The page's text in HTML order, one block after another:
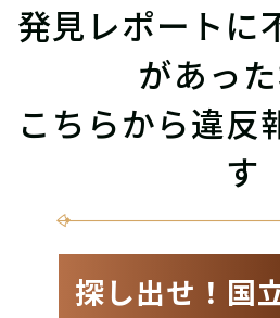
発見レポートに
があっ
こちらから違反
す
探し出せ！国